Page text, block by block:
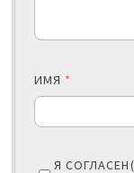
ИМЯ *
Я